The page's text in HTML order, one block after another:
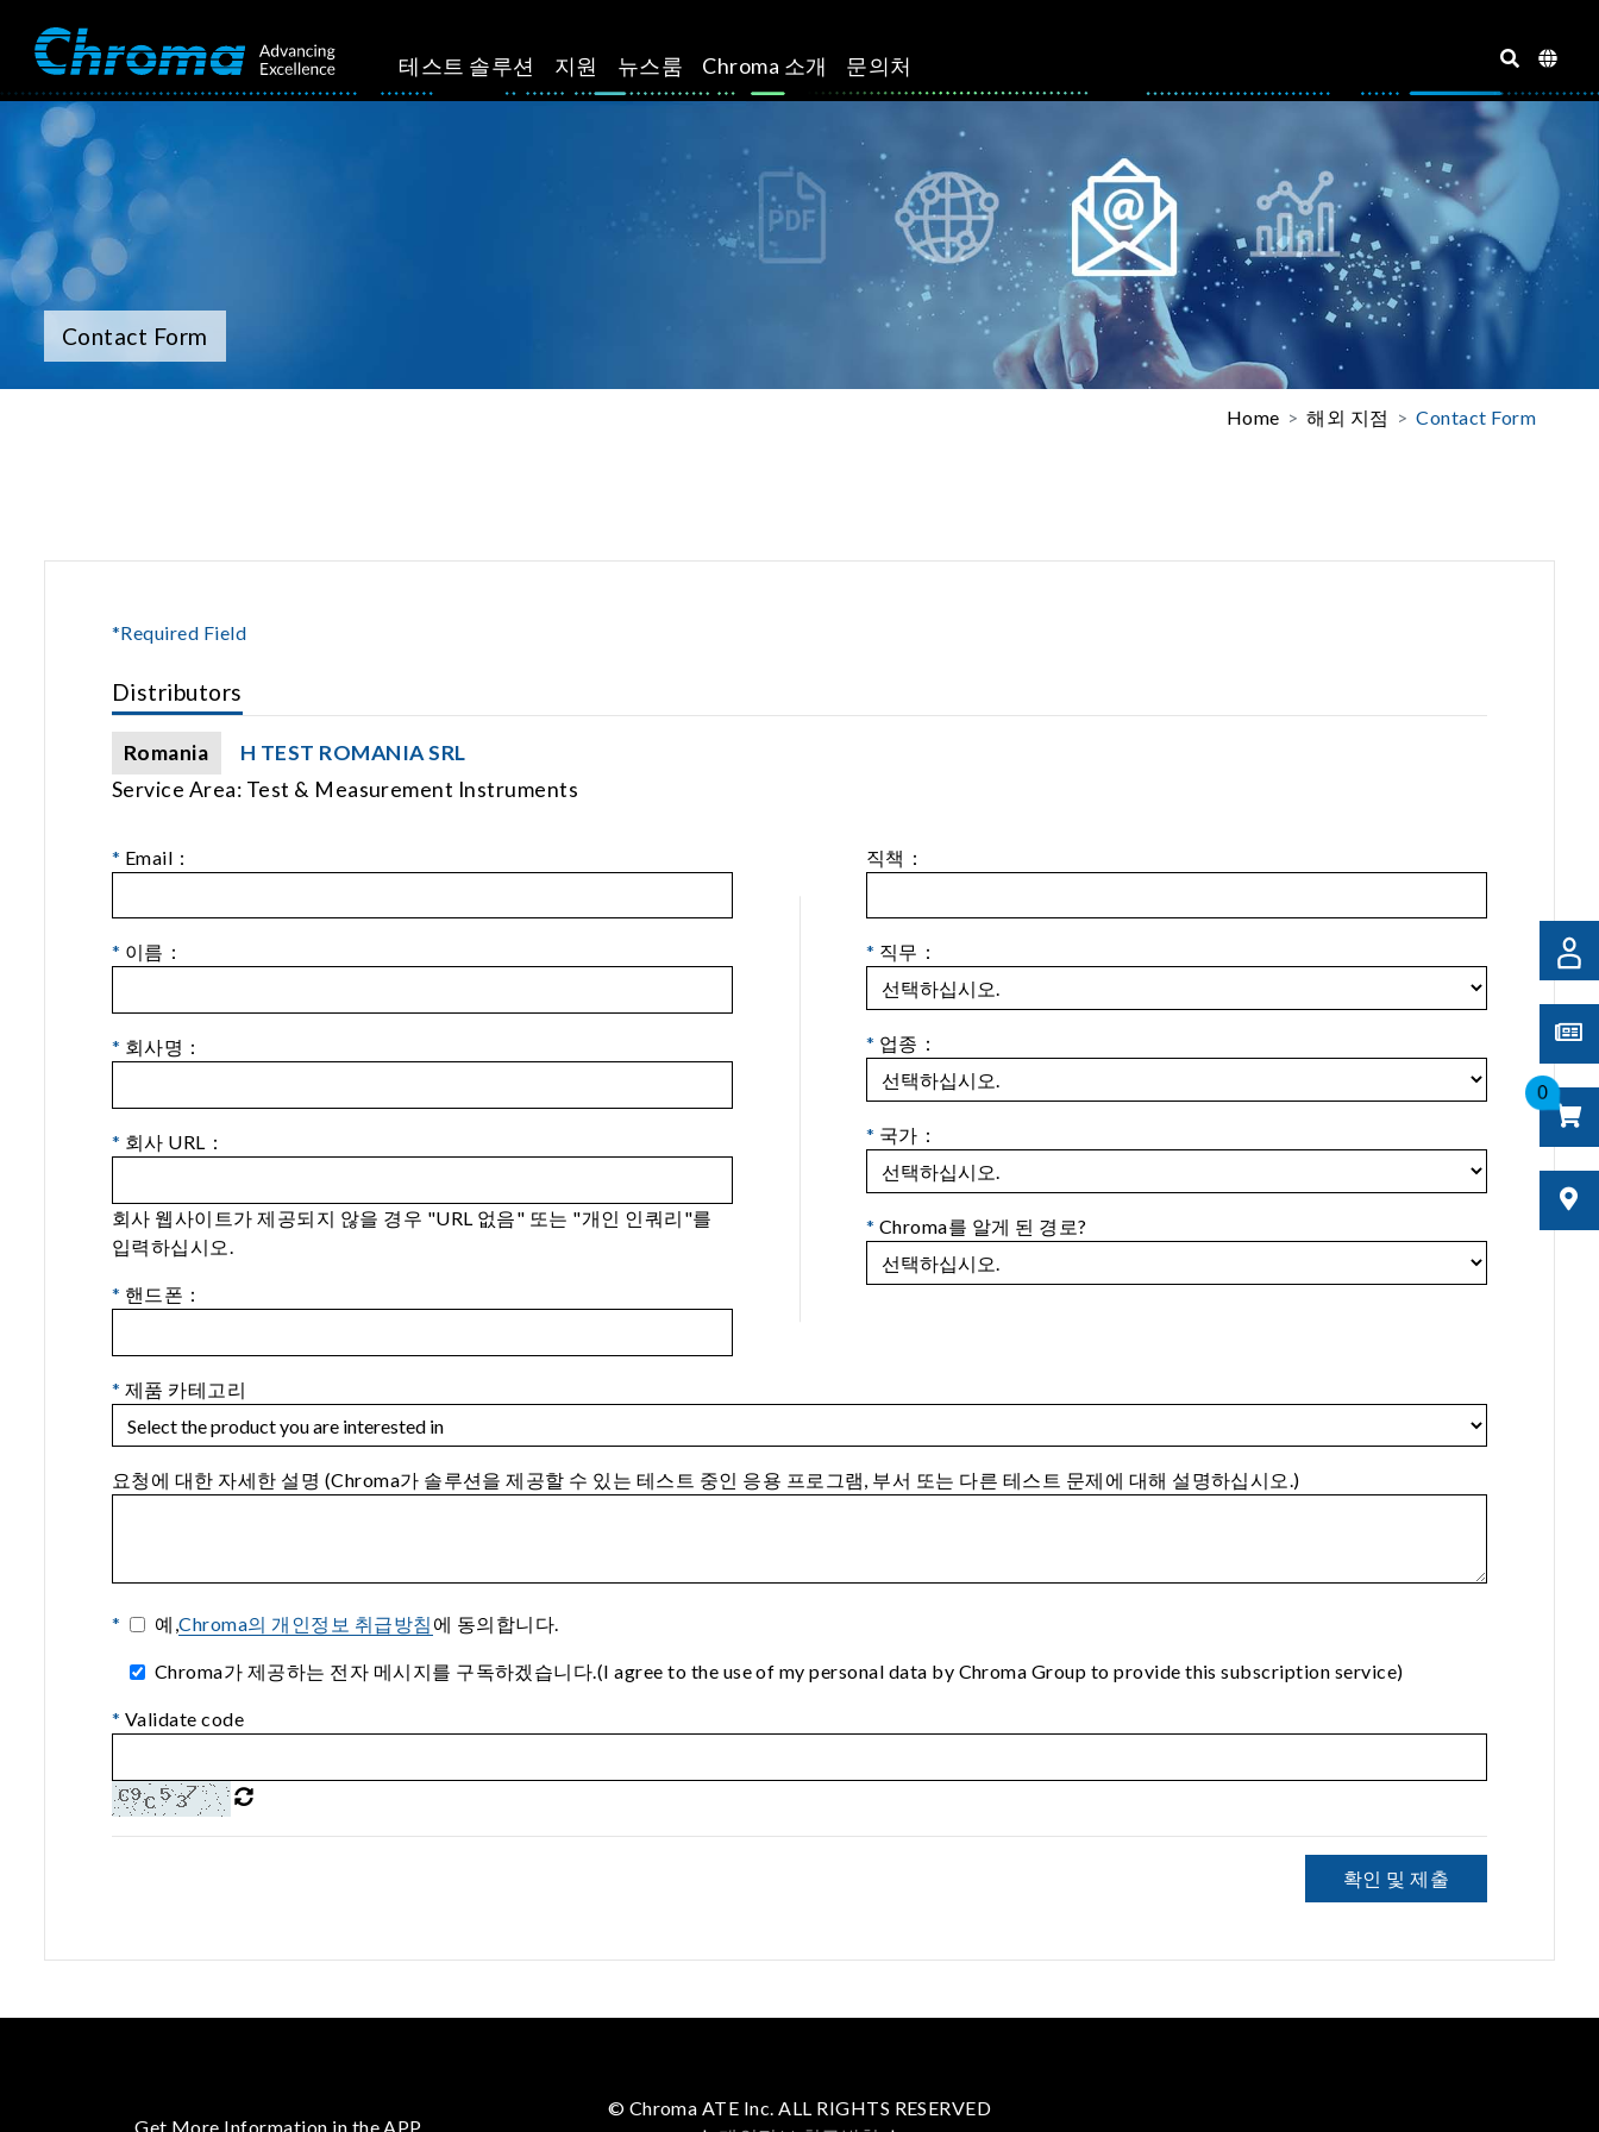
테스트 솔루션 지원 뉴스룸 Chroma 소개 문의처
0
Contact Form
Home 해외 지점 Contact Form
*Required Field
Distributors
Romania
H TEST ROMANIA SRL
Service Area: Test & Measurement Instruments
* Email：
* 이름：
* 회사명：
* 회사 URL：
회사 웹사이트가 제공되지 않을 경우 "URL 없음" 또는 "개인 인쿼리"를
입력하십시오.
* 핸드폰：
직책：
* 직무：
* 업종：
* 국가：
* Chroma를 알게 된 경로?
* 제품 카테고리
요청에 대한 자세한 설명 (Chroma가 솔루션을 제공할 수 있는 테스트 중인 응용 프로그램, 부서 또는 다른 테스트 문제에 대해 설명하십시오.)
* 예,Chroma의 개인정보 취급방침 에 동의합니다.
Chroma가 제공하는 전자 메시지를 구독하겠습니다.(I agree to the use of my personal data by Chroma Group to provide this subscription service)
* Validate code
확인 및 제출
Get More Information in the APP
© Chroma ATE Inc. ALL RIGHTS RESERVED